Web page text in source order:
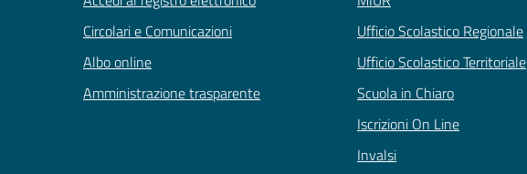
Circolari e Comunicazioni
Albo online
Amministrazione trasparente
Ufficio Scolastico Regionale
Ufficio Scolastico Territoriale
Scuola in Chiaro
Iscrizioni On Line
Invalsi